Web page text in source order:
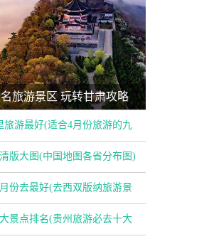
旅游景区 玩转甘肃攻略
旅游最好(适合4月份旅游的九
版大图(中国地图各省分布图)
份去最好(去西双版纳旅游景
景点排名(贵州旅游必去十大